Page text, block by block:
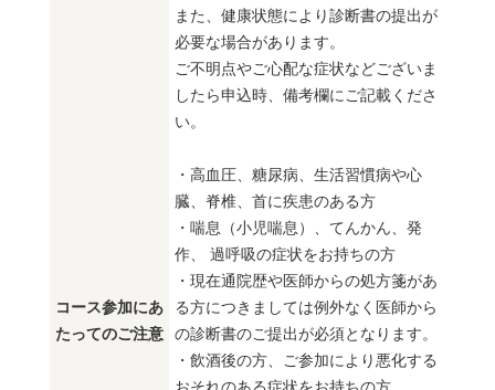
コース参加にあ
たってのご注意
また、健康状態により診断書の提出が
必要な場合があります。
ご不明点やご心配な症状などございま
したら申込時、備考欄にご記載くださ
い。
・高血圧、糖尿病、生活習慣病や心
臓、脊椎、首に疾患のある方
・喘息（小児喘息）、てんかん、発
作、 過呼吸の症状をお持ちの方
・現在通院歴や医師からの処方箋があ
る方につきましては例外なく医師から
の診断書のご提出が必須となります。
・飲酒後の方、ご参加により悪化する